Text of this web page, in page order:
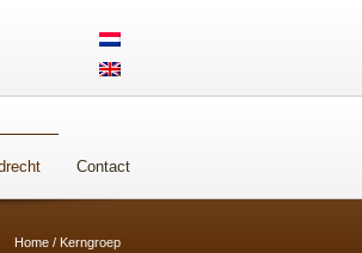
Contact
Home / Kerngroep